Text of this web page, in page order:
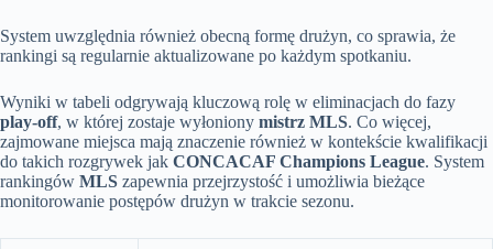
System uwzględnia również obecną formę drużyn, co sprawia, że
rankingi są regularnie aktualizowane po każdym spotkaniu.
Wyniki w tabeli odgrywają kluczową rolę w eliminacjach do fazy
play-off, w której zostaje wyłoniony mistrz MLS. Co więcej,
zajmowane miejsca mają znaczenie również w kontekście kwalifikacji
do takich rozgrywek jak CONCACAF Champions League. System
rankingów MLS zapewnia przejrzystość i umożliwia bieżące
monitorowanie postępów drużyn w trakcie sezonu.